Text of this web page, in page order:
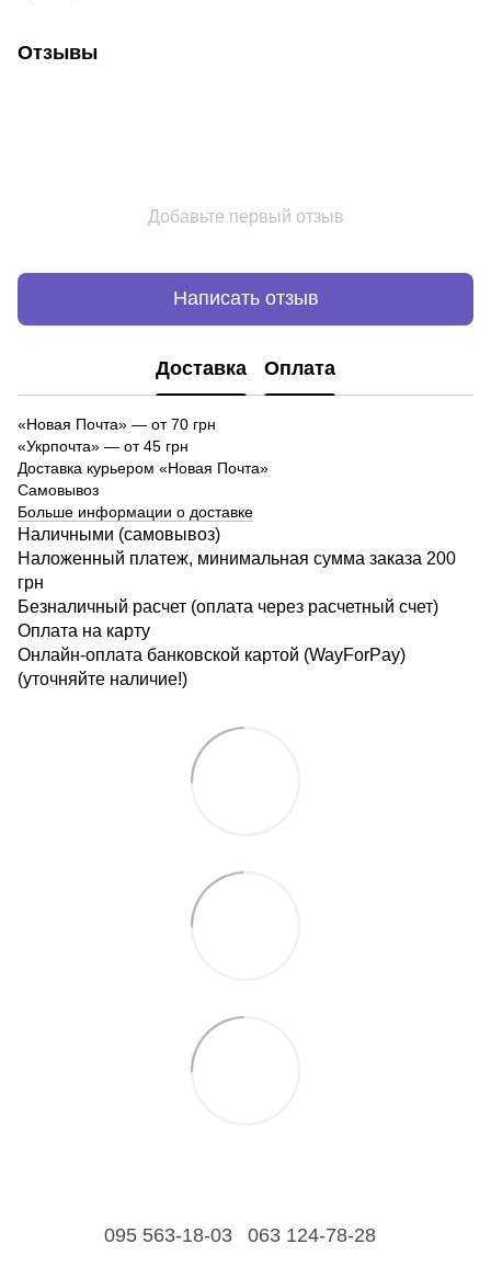
Отзывы
Добавьте первый отзыв
Написать отзыв
Доставка Оплата
«Новая Почта» — от 70 грн
«Укрпочта» — от 45 грн
Доставка курьером «Новая Почта»
Самовывоз
Больше информации о доставке
Наличными (самовывоз)
Наложенный платеж, минимальная сумма заказа 200
грн
Безналичный расчет (оплата через расчетный счет)
Оплата на карту
Онлайн-оплата банковской картой (WayForPay)
(уточняйте наличие!)
095 563-18-03 063 124-78-28